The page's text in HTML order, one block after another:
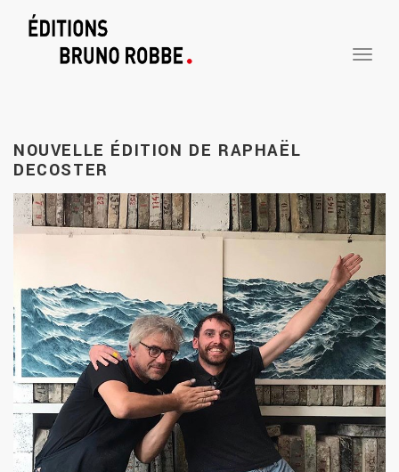
TOGGLE
NOUVELLE ÉDITION DE RAPHAËL
DECOSTER